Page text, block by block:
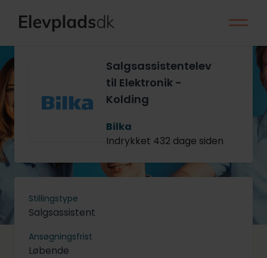
Salgsassistentelev
til Elektronik -
Kolding
Bilka
Indrykket 432 dage siden
Stillingstype
Salgsassistent
Ansøgningsfrist
Løbende